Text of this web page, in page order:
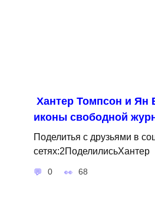
Хантер Томпсон и Ян
иконы свободной
Поделитья с друзьями в
сетях:2ПоделилисьХантер
0 68